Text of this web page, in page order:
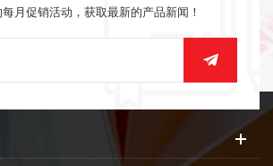
月促销活动，获取最新的产品新闻！